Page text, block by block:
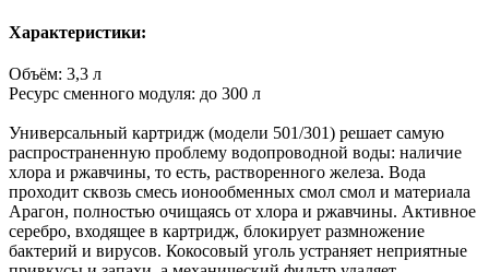
Характеристики:
Объём: 3,3 л
Ресурс сменного модуля: до 300 л
Универсальный картридж (модели 501/301) решает самую
распространенную проблему водопроводной воды: наличие
хлора и ржавчины, то есть, растворенного железа. Вода
проходит сквозь смесь ионообменных смол смол и материала
Арагон, полностью очищаясь от хлора и ржавчины. Активное
серебро, входящее в картридж, блокирует размножение
бактерий и вирусов. Кокосовый уголь устраняет неприятные